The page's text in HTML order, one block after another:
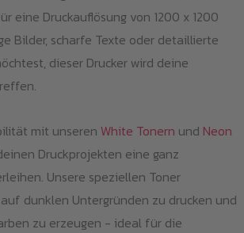
eine Druckauflösung von 1200 x 1200
Bilder, scharfe Texte oder detaillierte
dieser Drucker wird deine
mit unseren White Tonern und Neon
Druckprojekten eine ganz
Unsere speziellen Toner
dunklen Untergründen zu drucken und
zu erzeugen - ideal für die